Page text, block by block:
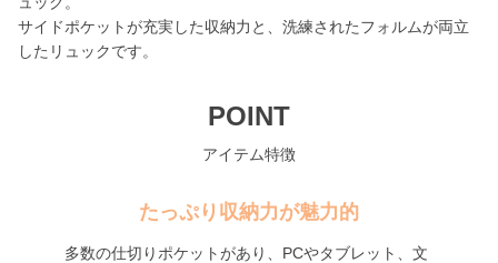
サイドポケットが充実した収納力と、洗練されたフォルムが両立
したリュックです。
POINT
アイテム特徴
たっぷり収納力が魅力的
多数の仕切りポケットがあり、PCやタブレット、文